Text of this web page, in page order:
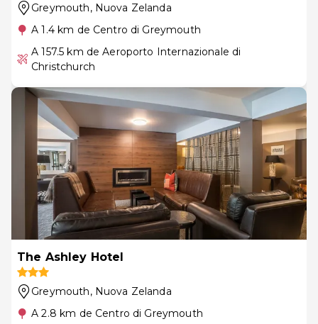
Greymouth, Nuova Zelanda
A 1.4 km de Centro di Greymouth
A 157.5 km de Aeroporto Internazionale di
Christchurch
The Ashley Hotel
Greymouth, Nuova Zelanda
A 2.8 km de Centro di Greymouth